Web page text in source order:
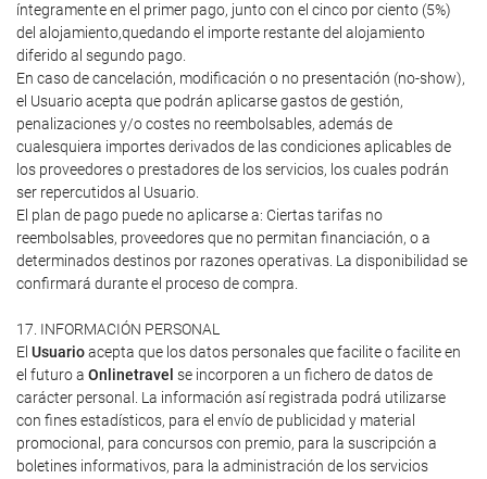
íntegramente en el primer pago, junto con el cinco por ciento (5%)
del alojamiento,quedando el importe restante del alojamiento
diferido al segundo pago.
En caso de cancelación, modificación o no presentación (no-show),
el Usuario acepta que podrán aplicarse gastos de gestión,
penalizaciones y/o costes no reembolsables, además de
cualesquiera importes derivados de las condiciones aplicables de
los proveedores o prestadores de los servicios, los cuales podrán
ser repercutidos al Usuario.
El plan de pago puede no aplicarse a: Ciertas tarifas no
reembolsables, proveedores que no permitan financiación, o a
determinados destinos por razones operativas. La disponibilidad se
confirmará durante el proceso de compra.
17. INFORMACIÓN PERSONAL
El Usuarioacepta que los datos personales que facilite o facilite en
el futuro a Onlinetravel se incorporen a un fichero de datos de
carácter personal. La información así registrada podrá utilizarse
con fines estadísticos, para el envío de publicidad y material
promocional, para concursos con premio, para la suscripción a
boletines informativos, para la administración de los servicios